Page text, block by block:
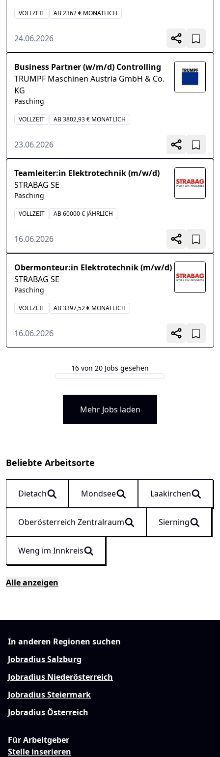
VOLLZEIT AB 2362 € MONATLICH
24.06.2026
Business Partner (w/m/d) Controlling
TRUMPF Maschinen Austria GmbH & Co.
KG
Pasching
VOLLZEIT AB 3802,93 € MONATLICH
23.06.2026
Teamleiter:in Elektrotechnik (m/w/d)
STRABAG SE
Pasching
VOLLZEIT AB 60000 € JÄHRLICH
16.06.2026
Obermonteur:in Elektrotechnik (m/w/d)
STRABAG SE
Pasching
VOLLZEIT AB 3397,52 € MONATLICH
16.06.2026
16 von 20 Jobs gesehen
Mehr Jobs laden
Beliebte Arbeitsorte
Dietach Mondsee Laakirchen
Oberösterreich Zentralraum Sierning
Weng im Innkreis
Alle anzeigen
In anderen Regionen suchen
Jobradius Salzburg
Jobradius Niederösterreich
Jobradius Steiermark
Jobradius Österreich
Für Arbeitgeber
Stelle inserieren